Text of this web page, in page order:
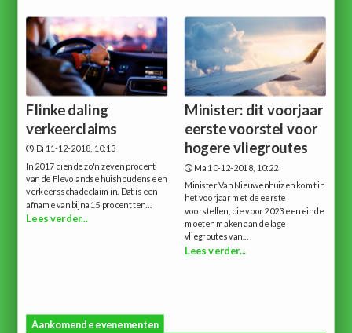
Flinke daling
verkeerclaims
Di 11-12-2018, 10:13
In 2017 diende zo'n zeven procent
van de Flevolandse huishoudens een
verkeersschadeclaim in. Dat is een
afname van bijna 15 procent ten...
Lees verder...
Minister: dit voorjaar
eerste voorstel voor
hogere vliegroutes
Ma 10-12-2018, 10:22
Minister Van Nieuwenhuizen komt in
het voorjaar met de eerste
voorstellen, die voor 2023 een einde
moeten maken aan de lage
vliegroutes van...
Lees verder...
Aankomende evenementen